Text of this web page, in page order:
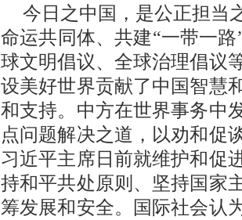
今日之中国，是公正担当
命运共同体、共建“一带一
球文明倡议、全球治理倡议
设美好世界贡献了中国智慧
和支持。中方在世界事务中
点问题解决之道，以劝和促
习近平主席日前就维护和促
持和平共处原则、坚持国家
筹发展和安全。国际社会认